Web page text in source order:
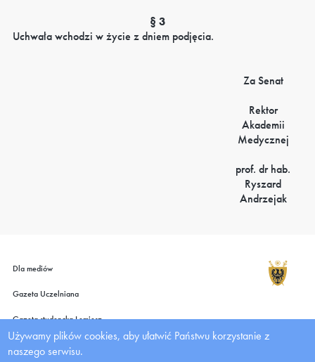
§ 3
Uchwała wchodzi w życie z dniem podjęcia.
Za Senat
Rektor
Akademii
Medycznej
prof. dr hab.
Ryszard
Andrzejak
Dla mediów
Gazeta Uczelniana
Gazeta studencka Lemiesz
Wydawnictwo UMW
Używamy plików cookies, aby ułatwić Państwu korzystanie z
naszego serwisu.